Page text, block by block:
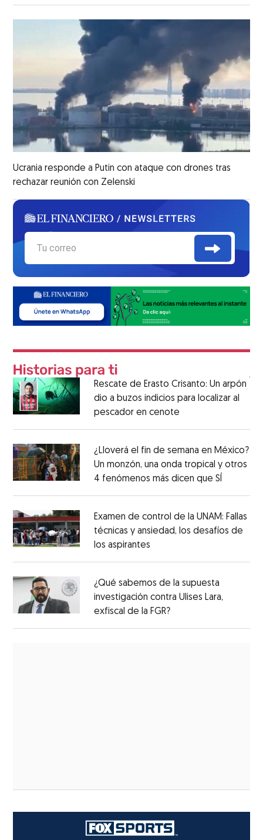
Ucrania responde a Putin con ataque con drones tras
rechazar reunión con Zelenski
Rescate de Erasto Crisanto: Un arpón
dio a buzos indicios para localizar al
pescador en cenote
¿Lloverá el fin de semana en México?
Un monzón, una onda tropical y otros
4 fenómenos más dicen que SÍ
Examen de control de la UNAM: Fallas
técnicas y ansiedad, los desafíos de
los aspirantes
¿Qué sabemos de la supuesta
investigación contra Ulises Lara,
exfiscal de la FGR?